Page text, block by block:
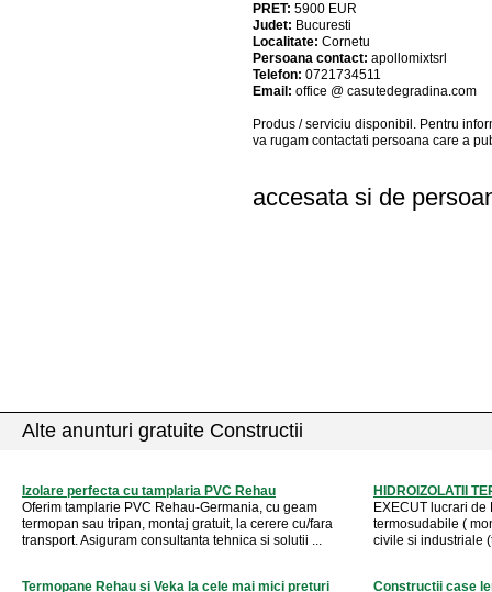
PRET: 5900 EUR
Judet: Bucuresti
Localitate: Cornetu
Persoana contact: apollomixtsrl
Telefon: 0721734511
Email: office @ casutedegradina.com
Produs / serviciu disponibil . Pentru
va rugam contactati persoana care a
accesata si de
Alte anunturi gratuite Constructii
Izolare perfecta cu tamplaria PVC Rehau
Oferim tamplarie PVC Rehau-Germania, cu geam
termopan sau tripan, montaj gratuit, la cerere cu/fara
transport. Asiguram consultanta tehnica si solutii ...
HIDROIZOLATII
EXECUT lucrari de
termosudabile (
civile si industriale
Termopane Rehau si Veka la cele mai mici preturi
Constructii case